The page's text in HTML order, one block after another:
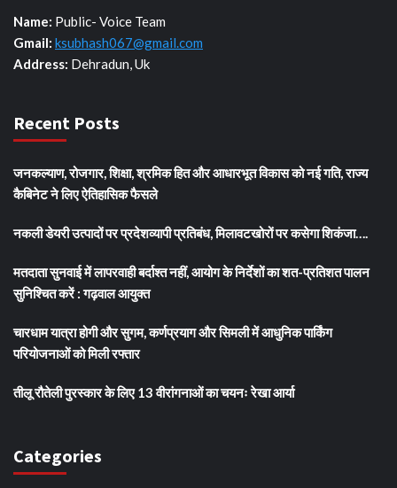
Name: Public- Voice Team
Gmail: ksubhash067@gmail.com
Address: Dehradun, Uk
Recent Posts
जनकल्याण, रोजगार, शिक्षा, श्रमिक हित और आधारभूत विकास को नई गति, राज्य
कैबिनेट ने लिए ऐतिहासिक फैसले
नकली डेयरी उत्पादों पर प्रदेशव्यापी प्रतिबंध, मिलावटखोरों पर कसेगा शिकंजा….
मतदाता सुनवाई में लापरवाही बर्दाश्त नहीं, आयोग के निर्देशों का शत-प्रतिशत पालन
सुनिश्चित करें : गढ़वाल आयुक्त
चारधाम यात्रा होगी और सुगम, कर्णप्रयाग और सिमली में आधुनिक पार्किंग
परियोजनाओं को मिली रफ्तार
तीलू रौतेली पुरस्कार के लिए 13 वीरांगनाओं का चयनः रेखा आर्या
Categories